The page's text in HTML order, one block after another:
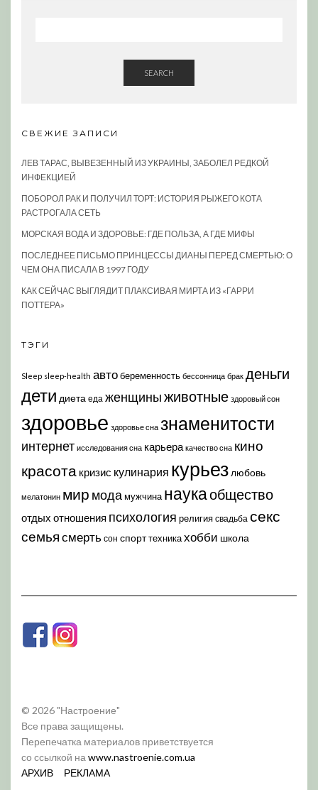
SEARCH
СВЕЖИЕ ЗАПИСИ
ЛЕВ ТАРАС, ВЫВЕЗЕННЫЙ ИЗ УКРАИНЫ, ЗАБОЛЕЛ РЕДКОЙ
ИНФЕКЦИЕЙ
ПОБОРОЛ РАК И ПОЛУЧИЛ ТОРТ: ИСТОРИЯ РЫЖЕГО КОТА
РАСТРОГАЛА СЕТЬ
МОРСКАЯ ВОДА И ЗДОРОВЬЕ: ГДЕ ПОЛЬЗА, А ГДЕ МИФЫ
ПОСЛЕДНЕЕ ПИСЬМО ПРИНЦЕССЫ ДИАНЫ ПЕРЕД СМЕРТЬЮ: О
ЧЕМ ОНА ПИСАЛА В 1997 ГОДУ
КАК СЕЙЧАС ВЫГЛЯДИТ ПЛАКСИВАЯ МИРТА ИЗ «ГАРРИ
ПОТТЕРА»
ТЭГИ
Sleep sleep-health автобеременность бессонница брак деньги
дети диета еда женщиныживотные здоровый сон
здоровье здоровье сна знаменитости
интернет исследования сна карьера качество сна кино
красота кризис кулинария курьез любовь
мелатонин мир модамужчина наукаобщество
отдых отношения психология религия свадьба секс
семья смерть сон спорттехникахобби школа
© 2026 "Настроение"
Все права защищены.
Перепечатка материалов приветствуется
со ссылкой на www.nastroenie.com.ua
АРХИВ
РЕКЛАМА